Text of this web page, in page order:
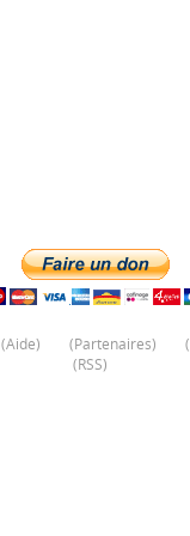
(Aide) (Partenaires) (
(RSS)